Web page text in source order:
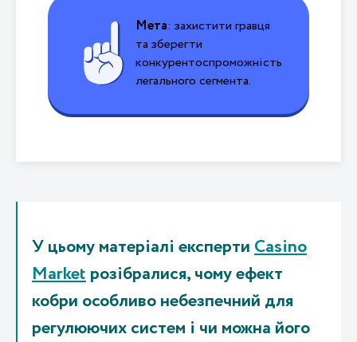
Мета: захистити гравця
та зберегти
конкурентоспромож­ність
легального сегмента.
У цьому матеріалі експертиCasino
Marketрозібралися, чому ефект
кобри особливо небезпечний для
регулюючих систем і чи можна його